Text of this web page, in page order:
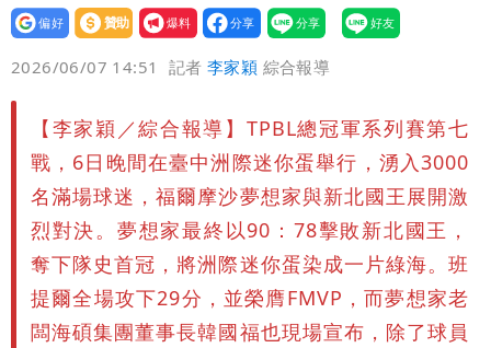
設為
贊助
我要
爆料
2026/06/07 14:51 記者李家穎 綜合報導
【李家穎／綜合報導】TPBL總冠軍系列賽第七
戰，6日晚間在臺中洲際迷你蛋舉行，湧入3000
名滿場球迷，福爾摩沙夢想家與新北國王展開激
烈對決。夢想家最終以90：78擊敗新北國王，
奪下隊史首冠，將洲際迷你蛋染成一片綠海。班
提爾全場攻下29分，並榮膺FMVP，而夢想家老
闆海碩集團董事長韓國福也現場宣布，除了球員